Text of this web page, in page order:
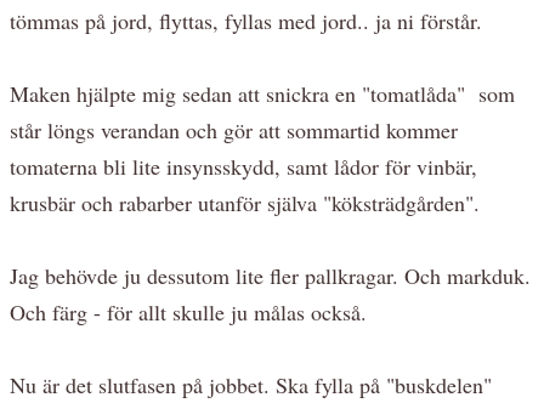
tömmas på jord, flyttas, fyllas med jord.. ja ni förstår.
Maken hjälpte mig sedan att snickra en "tomatlåda" som
står löngs verandan och gör att sommartid kommer
tomaterna bli lite insynsskydd, samt lådor för vinbär,
krusbär och rabarber utanför själva "köksträdgården".
Jag behövde ju dessutom lite fler pallkragar. Och markduk.
Och färg - för allt skulle ju målas också.
Nu är det slutfasen på jobbet. Ska fylla på "buskdelen"